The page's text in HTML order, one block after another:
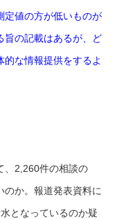
定値の方が低いものが
旨の記載はあるが、ど
的な情報提供をするよ
、2,260件の相談の
のか。報道発表資料に
となっているのか疑